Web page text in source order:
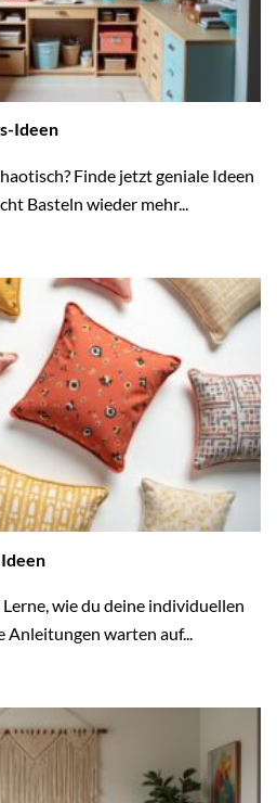
Ideen
Finde jetzt geniale Ideen
Basteln wieder mehr...
Lerne, wie du deine individuellen
Anleitungen warten auf...